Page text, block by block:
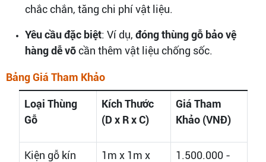
chắc chắn, tăng chi phí vật liệu.
Yêu cầu đặc biệt: Ví dụ, đóng thùng gỗ bảo vệ
hàng dễ vỡcần thêm vật liệu chống sốc.
Bảng Giá Tham Khảo
Loại Thùng
Gỗ
Kích Thước
(D x R x C)
Giá Tham
Khảo (VNĐ)
Kiện gỗ kín
1m x 1m x
1.500.000 -